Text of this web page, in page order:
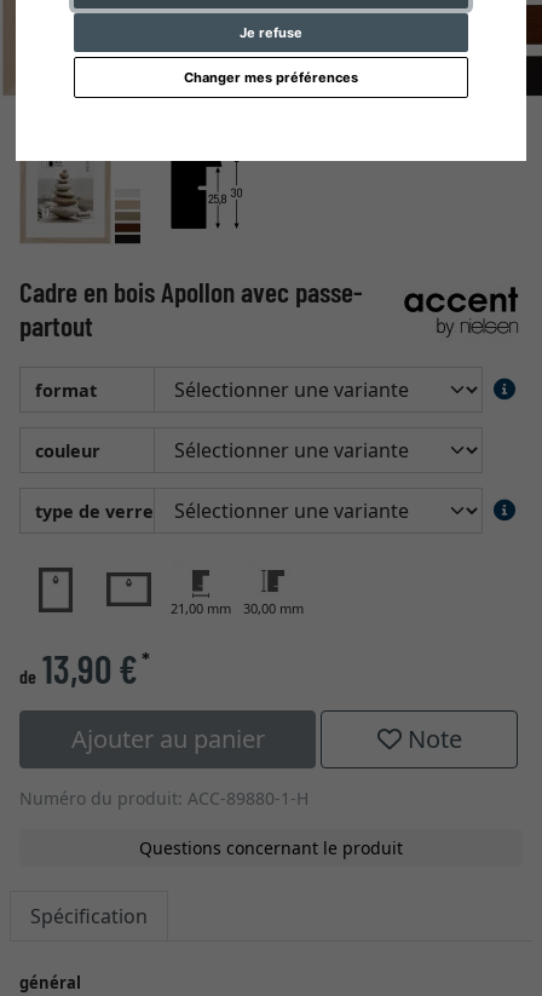
Je refuse
Changer mes préférences
Cadre en bois Apollon avec passe-
partout
format
couleur
type de verre
21,00 mm 30,00 mm
de 13,90 €*
Ajouter au panier Note
Numéro du produit: ACC-89880-1-H
Questions concernant le produit
Spécification
général